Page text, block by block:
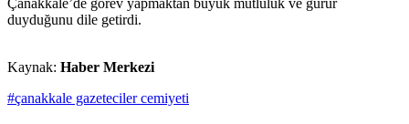
Çanakkale’de görev yapmaktan büyük mutluluk ve gurur
duyduğunu dile getirdi.
Kaynak: Haber Merkezi
#çanakkale gazeteciler cemiyeti